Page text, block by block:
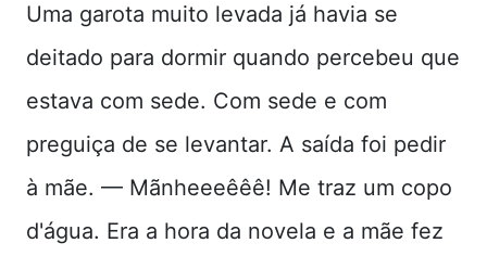
Uma garota muito levada já havia se
deitado para dormir quando percebeu que
estava com sede. Com sede e com
preguiça de se levantar. A saída foi pedir
à mãe. — Mãnheeeêêê! Me traz um copo
d'água. Era a hora da novela e a mãe fez